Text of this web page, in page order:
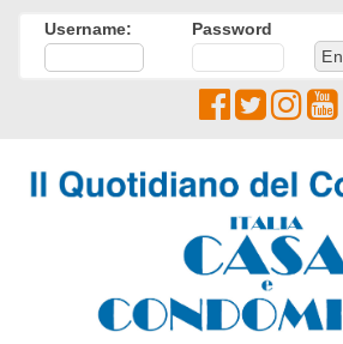
Username: Password